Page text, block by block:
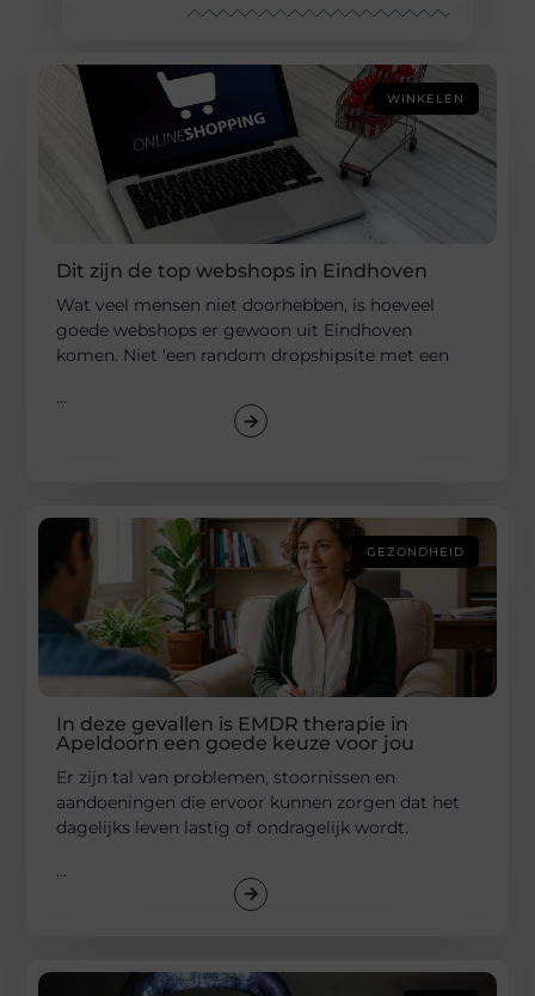
WINKELEN
Dit zijn de top webshops in Eindhoven
Wat veel mensen niet doorhebben, is hoeveel
goede webshops er gewoon uit Eindhoven
komen. Niet ‘een random dropshipsite met een
...
GEZONDHEID
In deze gevallen is EMDR therapie in
Apeldoorn een goede keuze voor jou
Er zijn tal van problemen, stoornissen en
aandoeningen die ervoor kunnen zorgen dat het
dagelijks leven lastig of ondragelijk wordt.